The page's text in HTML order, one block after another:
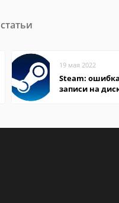
19 мая 2022
Steam:
записи на